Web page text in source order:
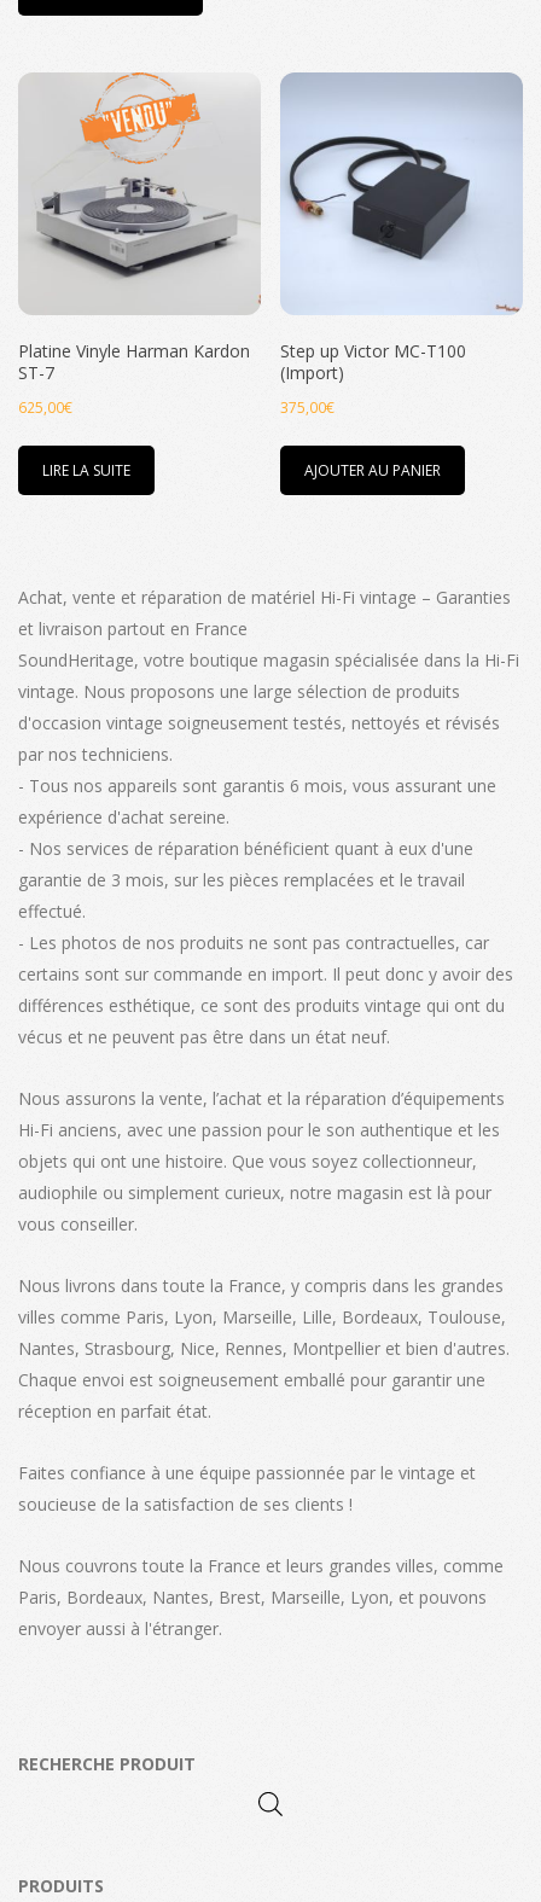
Platine Vinyle Harman Kardon
ST-7
625,00€
LIRE LA SUITE
Step up Victor MC-T100
(Import)
375,00€
AJOUTER AU PANIER
Achat, vente et réparation de matériel Hi-Fi vintage – Garanties
et livraison partout en France
SoundHeritage, votre boutique magasin spécialisée dans la Hi-Fi
vintage. Nous proposons une large sélection de produits
d'occasion vintage soigneusement testés, nettoyés et révisés
par nos techniciens.
- Tous nos appareils sont garantis 6 mois, vous assurant une
expérience d'achat sereine.
- Nos services de réparation bénéficient quant à eux d'une
garantie de 3 mois, sur les pièces remplacées et le travail
effectué.
- Les photos de nos produits ne sont pas contractuelles, car
certains sont sur commande en import. Il peut donc y avoir des
différences esthétique, ce sont des produits vintage qui ont du
vécus et ne peuvent pas être dans un état neuf.
Nous assurons la vente, l’achat et la réparation d’équipements
Hi-Fi anciens, avec une passion pour le son authentique et les
objets qui ont une histoire. Que vous soyez collectionneur,
audiophile ou simplement curieux, notre magasin est là pour
vous conseiller.
Nous livrons dans toute la France, y compris dans les grandes
villes comme Paris, Lyon, Marseille, Lille, Bordeaux, Toulouse,
Nantes, Strasbourg, Nice, Rennes, Montpellier et bien d'autres.
Chaque envoi est soigneusement emballé pour garantir une
réception en parfait état.
Faites confiance à une équipe passionnée par le vintage et
soucieuse de la satisfaction de ses clients !
Nous couvrons toute la France et leurs grandes villes, comme
Paris, Bordeaux, Nantes, Brest, Marseille, Lyon, et pouvons
envoyer aussi à l'étranger.
RECHERCHE PRODUIT
PRODUITS